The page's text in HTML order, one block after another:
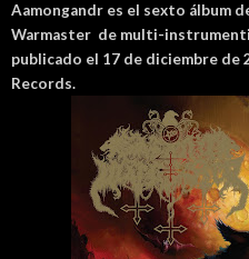
Aamongandr es el sexto álbum
Warmaster de multi-
publicado el 17 de diciembre
Records.